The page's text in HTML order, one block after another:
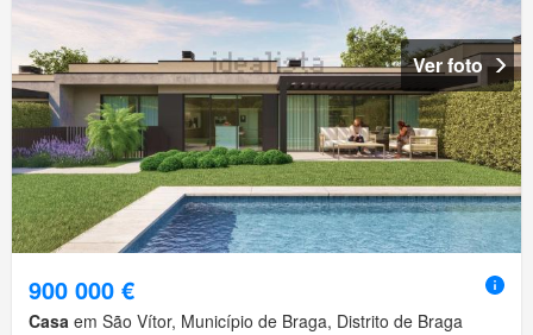
Ver foto
900 000 €
Casa em São Vítor, Município de Braga, Distrito de Braga